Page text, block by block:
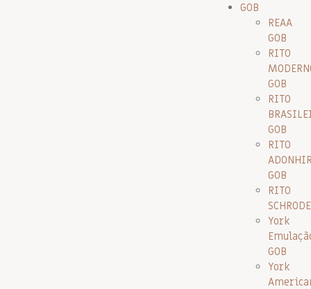
GOB
REAA
GOB
RITO
GOB
RITO
GOB
RITO
GOB
RITO
York
GOB
York